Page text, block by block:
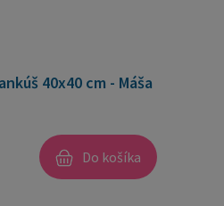
40x40 cm - Máša
Do košíka